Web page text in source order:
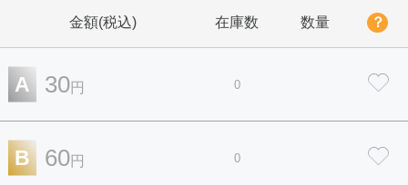
金額(税込) 在庫数 数量 ？
A 30円 0
B 60円 0